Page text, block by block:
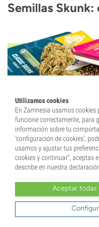
Semillas
LassemillasSkunk dieron
más reconocible: agrio,
cruce se estabilizó en
afgana, Acapulco Gold
tienes 61 variedades
algunas regulares.
Orígenes y
Utilizamos cookies
En Zamnesia usamos cookies
funcione correctamente, para
información sobre tu
'configuración de cookies',
usamos y ajustar tus
cookies y continuar", aceptas
describe en nuestra
Aceptar